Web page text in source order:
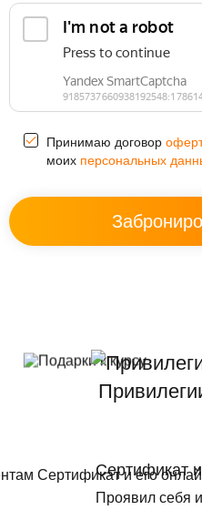
Принимаю договор
моих персональных
Сертификат
Проявил себя